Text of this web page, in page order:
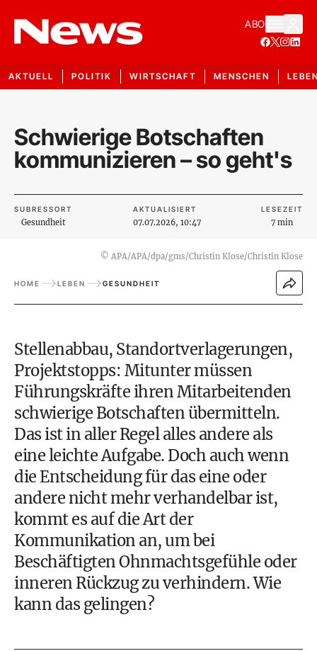
ABO
AKTUELL POLITIK WIRTSCHAFT MENSCHEN
Schwierige Botschaften
kommunizieren – so geht's
SUBRESSORT
Gesundheit
AKTUALISIERT
07.07.2026, 10:47
LESEZEIT
7 min
© APA/APA/dpa/gms/Christin Klose/Christin Klose
HOME LEBEN GESUNDHEIT
Stellenabbau, Standortverlagerungen,
Projektstopps: Mitunter müssen
Führungskräfte ihren Mitarbeitenden
schwierige Botschaften übermitteln.
Das ist in aller Regel alles andere als
eine leichte Aufgabe. Doch auch wenn
die Entscheidung für das eine oder
andere nicht mehr verhandelbar ist,
kommt es auf die Art der
Kommunikation an, um bei
Beschäftigten Ohnmachtsgefühle oder
inneren Rückzug zu verhindern. Wie
kann das gelingen?